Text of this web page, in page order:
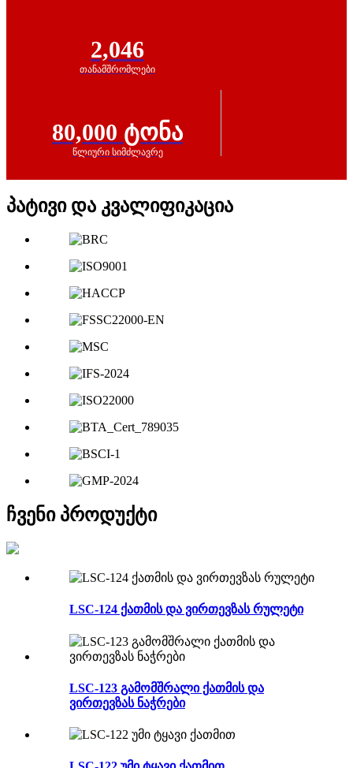
2,046
თანამშრომლები
80,000 ტონა
წლიური სიმძლავრე
პატივი და კვალიფიკაცია
ჩვენი პროდუქტი
LSC-124 ქათმის და ვირთევზას რულეტი
LSC-123 გამომშრალი ქათმის და
ვირთევზას ნაჭრები